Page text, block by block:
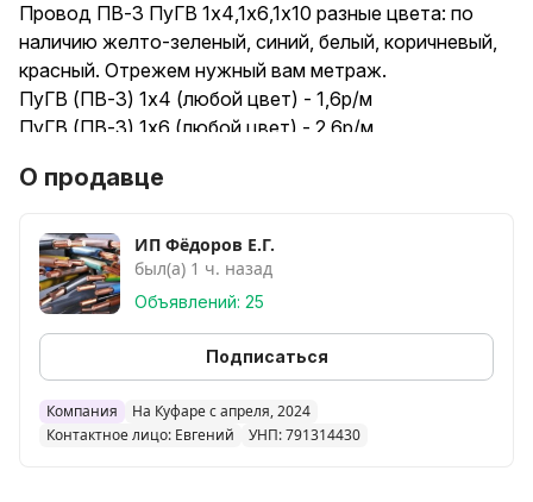
Провод ПВ-3 ПуГВ 1х4,1х6,1х10 разные цвета: по
наличию желто-зеленый, синий, белый, коричневый,
красный. Отрежем нужный вам метраж.
ПуГВ (ПВ-3) 1х4 (любой цвет) - 1,6р/м
ПуГВ (ПВ-3) 1х6 (любой цвет) - 2,6р/м
ВВГ НГ LS 1х4 черный - 1.1р/м
сечение, металлорукав, гофра, автоматы, диф
автоматы (Chint, IEK, EKF), щитки, коробки и др
СКИДКИ от объема! Бесплатная доставка по
Минску от 100р!
О продавце
ИП Фёдоров Е.Г.
был(а) 1 ч. назад
Объявлений: 25
Подписаться
Компания
На Куфаре с апреля, 2024
Контактное лицо: Евгений
УНП: 791314430